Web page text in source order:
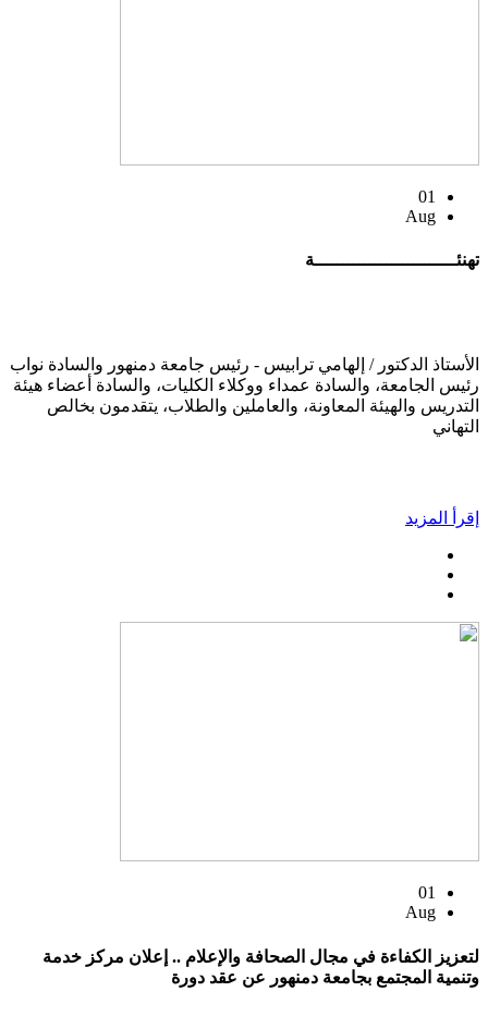
01
Aug
تهنئــــــــــــــــــــــــــة
الأستاذ الدكتور / إلهامي ترابيس - رئيس جامعة دمنهور والسادة نواب
رئيس الجامعة، والسادة عمداء ووكلاء الكليات، والسادة أعضاء هيئة
التدريس والهيئة المعاونة، والعاملين والطلاب، يتقدمون بخالص
التهاني
إقرأ المزيد
01
Aug
لتعزيز الكفاءة في مجال الصحافة والإعلام .. إعلان مركز خدمة
وتنمية المجتمع بجامعة دمنهور عن عقد دورة